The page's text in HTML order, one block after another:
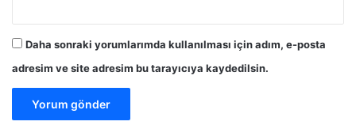
r
i
i
"
s
Daha sonraki yorumlarımda kullanılması için adım, e-posta
adresim ve site adresim bu tarayıcıya kaydedilsin.